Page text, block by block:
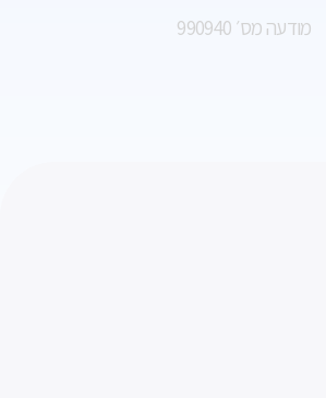
מודעה מס׳ 990940